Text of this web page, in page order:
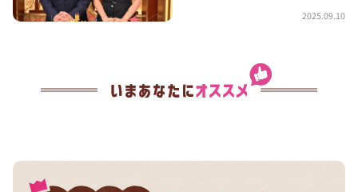
2025.09.10